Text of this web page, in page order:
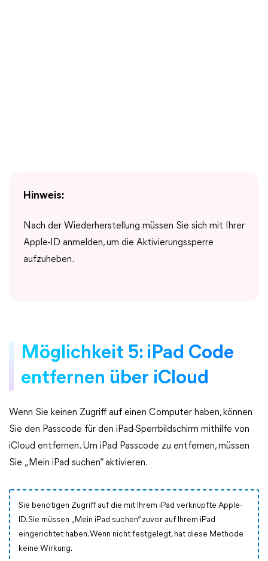
Hinweis:
Nach der Wiederherstellung müssen Sie sich mit Ihrer
Apple-ID anmelden, um die Aktivierungssperre
aufzuheben.
Möglichkeit 5: iPad Code
entfernen über iCloud
Wenn Sie keinen Zugriff auf einen Computer haben, können
Sie den Passcode für den iPad-Sperrbildschirm mithilfe von
iCloud entfernen. Um iPad Passcode zu entfernen, müssen
Sie „Mein iPad suchen“ aktivieren.
Sie benötigen Zugriff auf die mit Ihrem iPad verknüpfte Apple-
ID. Sie müssen „Mein iPad suchen“ zuvor auf Ihrem iPad
eingerichtet haben. Wenn nicht festgelegt, hat diese Methode
keine Wirkung.